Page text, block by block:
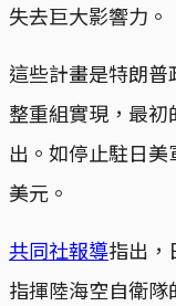
失去巨大影響力。
這些計畫是特朗
整重組實現，最
出。如停止駐日
美元。
共同社報導指出，
指揮陸海空自衛